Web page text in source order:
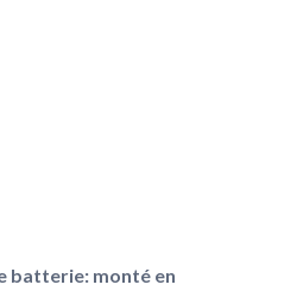
batterie: monté en